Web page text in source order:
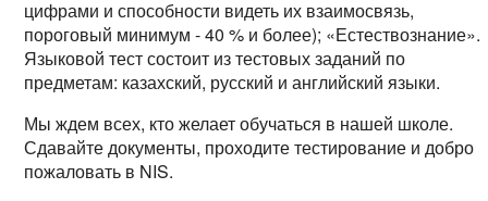
цифрами и способности видеть их взаимосвязь,
пороговый минимум - 40 % и более); «Естествознание».
Языковой тест состоит из тестовых заданий по
предметам: казахский, русский и английский языки.
Мы ждем всех, кто желает обучаться в нашей школе.
Сдавайте документы, проходите тестирование и добро
пожаловать в NIS.